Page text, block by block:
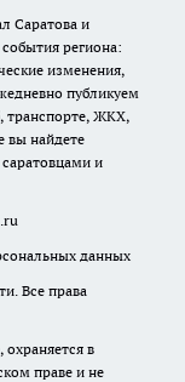
Саратова и
региона:
изменения,
публикуем
транспорте, ЖКХ,
вы найдете
и
данных
Все права
в
праве и не